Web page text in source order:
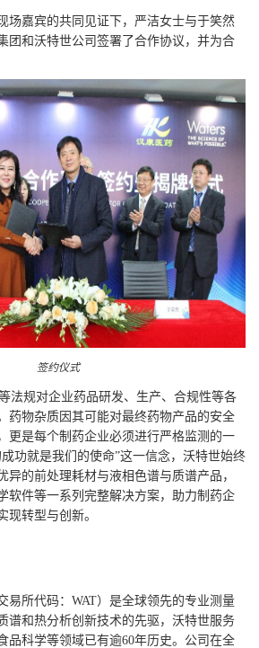
场嘉宾的共同见证下，严洁女士与于笑然
团和沃特世公司签署了合作协议，并为合
签约仪式
法规对企业药品研发、生产、合规性等各
药物杂质因其可能对最终药物产品的安全
更是每个制药企业必须进行严格监测的一
功就是我们的使命”这一信念，沃特世始终
异的前处理耗材与液相色谱与质谱产品，
软件等一系列完整解决方案，助力制药企
现转型与创新。
易所代码：WAT）是全球领先的专业测量
谱和热分析创新技术的先驱，沃特世服务
品科学等领域已有逾60年历史。公司在全